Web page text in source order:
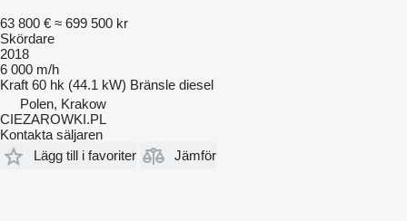
63 800 € ≈ 699 500 kr
Skördare
2018
6 000 m/h
Kraft 60 hk (44.1 kW) Bränsle diesel
Polen, Krakow
CIEZAROWKI.PL
Kontakta säljaren
Lägg till i favoriter
Jämför